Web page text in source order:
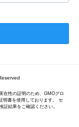
在性の証明のため、GMOグロ
明書を使用しております。 セ
証結果をご確認ください。